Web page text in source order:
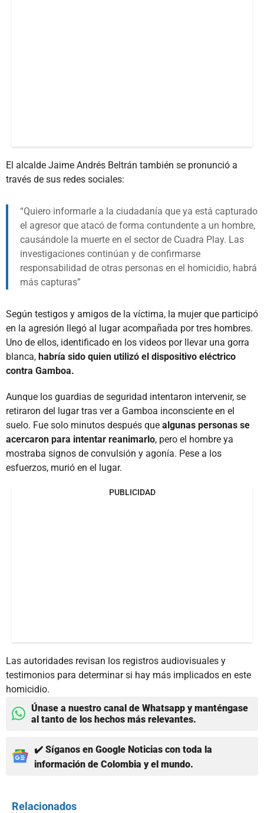
El alcalde Jaime Andrés Beltrán también se pronunció a
través de sus redes sociales:
Quiero informarle a la ciudadanía que ya está capturado
el agresor que atacó de forma contundente a un hombre,
causándole la muerte en el sector de Cuadra Play. Las
investigaciones continúan y de confirmarse
responsabilidad de otras personas en el homicidio, habrá
más capturas
Según testigos y amigos de la víctima, la mujer que participó
en la agresión llegó al lugar acompañada por tres hombres.
Uno de ellos, identificado en los videos por llevar una gorra
blanca, habría sido quien utilizó el dispositivo eléctrico
contra Gamboa.
Aunque los guardias de seguridad intentaron intervenir, se
retiraron del lugar tras ver a Gamboa inconsciente en el
suelo. Fue solo minutos después que algunas personas se
acercaron para intentar reanimarlo, pero el hombre ya
mostraba signos de convulsión y agonía. Pese a los
esfuerzos, murió en el lugar.
PUBLICIDAD
Las autoridades revisan los registros audiovisuales y
testimonios para determinar si hay más implicados en este
homicidio.
Únase a nuestro canal de Whatsapp y manténgase
al tanto de los hechos más relevantes.
✔️ Síganos en Google Noticias con toda la
información de Colombia y el mundo.
Relacionados